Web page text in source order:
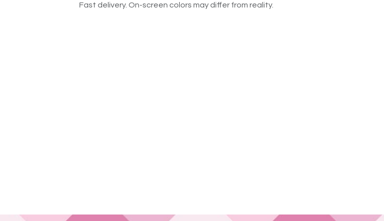
Fast delivery. On-screen colors may differ from reality.